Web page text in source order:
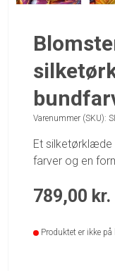
Varenummer (SKU):
Et silketørklæde
farver og en
789,00 kr.
Produktet er ikke på